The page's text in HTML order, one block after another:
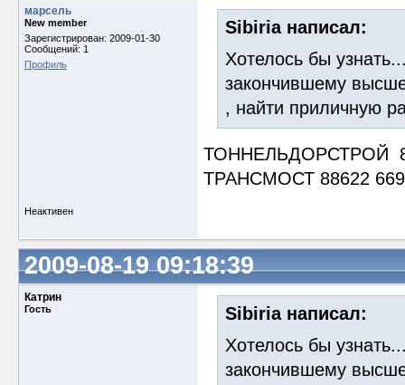
марсель
New member
Зарегистрирован: 2009-01-30
Сообщений: 1
Профиль
Sibiria написал:
Хотелось бы
закончившему
, найти приличную
ТОННЕЛЬДОРСТРОЙ
ТРАНСМОСТ 88622
Неактивен
2009-08-19 09:18:39
Катрин
Гость
Sibiria написал:
Хотелось бы
закончившему